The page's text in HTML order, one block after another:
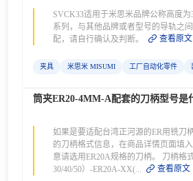
SVCK33适用于米思米品牌公称高度
系列，与其他品牌或者型号的导轨之
配，请自行确认及判断。
查看原文
夹具 米思米 MISUMI 工厂自动化零件
筒夹ER20-4MM-A配套的刀柄型号是
如果是要适配台湾正河源的ER用铣刀
的刀柄格式信息，在商品详情页面填
意请选用ER20A规格的刀柄。 刀柄格
30/40/50）-ER20A-XX(...
查看原文